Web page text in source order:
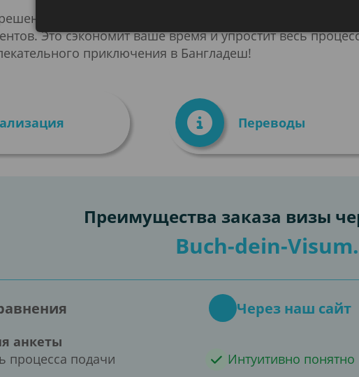
важных формальностей. Обратитесь к нам
Это сэкономит ваше время и упростит весь
приключения в Бангладеш!
Переводы
Преимущества заказа визы
Buch-dein-
Через наш сайт
анкеты
процесса подачи
Интуитивно понятно